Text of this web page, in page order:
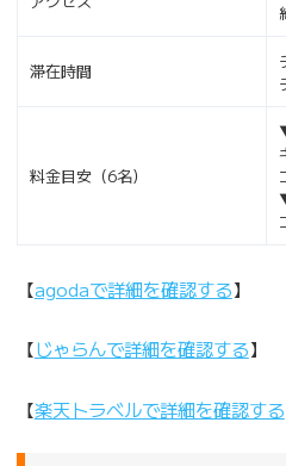
滞在時間
料金目安（6名）
【agodaで詳細を確認する】
【じゃらんで詳細を確認する】
【楽天トラベルで詳細を確認する